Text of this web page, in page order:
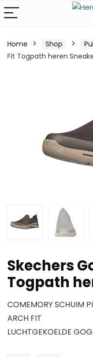
Home Shop
Fit Togpath heren
Skechers
Togpath
COMEMORY SCHUIM
ARCH FIT
LUCHTGEKOELDE